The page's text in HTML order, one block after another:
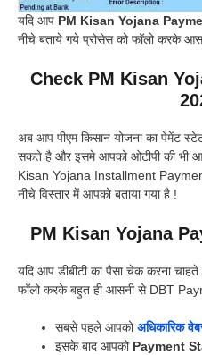
यदि आप PM Kisan Yojana
नीचे बताये गये प्रोसेस को फॉलो करके
Check PM Kisan
अब आप पीएम किसान योजना का पेमेंट
सकते है और इसमे आपको ओटीपी की भी
Kisan Yojana Installment
नीचे विस्तार में आपको बताया गया है !
PM Kisan Yojana
यदि आप डीबीटी का पैसा चेक करना
फॉलो करके बहुत ही आसनी से DBT
सबसे पहले आपकोअधिकारिक
इसके बाद आपको Payment